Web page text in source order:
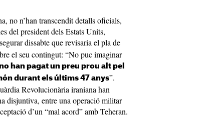
no n’han transcendit detalls oficials,
del president dels Estats Units,
dissabte que revisaria el pla de
el seu contingut: “No puc imaginar
han pagat un preu prou alt pel
durant els últims 47 anys”.
Revolucionària iraniana han
disjuntiva, entre una operació militar
d’un “mal acord” amb Teheran.